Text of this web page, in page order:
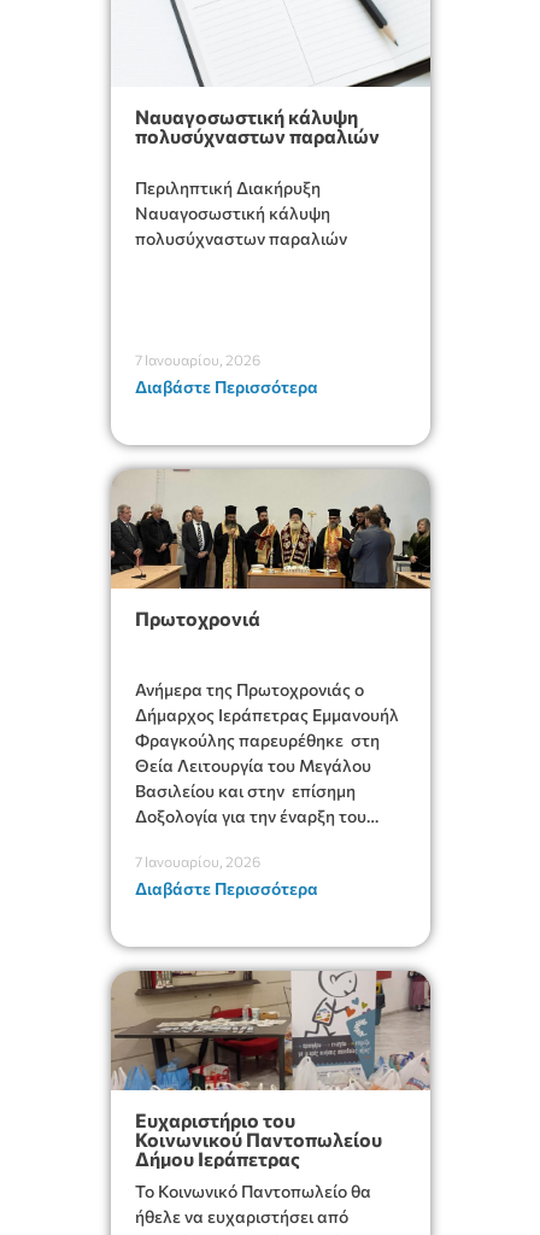
Ναυαγοσωστική κάλυψη
πολυσύχναστων παραλιών
Περιληπτική Διακήρυξη
Ναυαγοσωστική κάλυψη
πολυσύχναστων παραλιών
7 Ιανουαρίου, 2026
Διαβάστε Περισσότερα
Πρωτοχρονιά
Ανήμερα της Πρωτοχρονιάς ο
Δήμαρχος Ιεράπετρας Εμμανουήλ
Φραγκούλης παρευρέθηκε στη
Θεία Λειτουργία του Μεγάλου
Βασιλείου και στην επίσημη
Δοξολογία για την έναρξη του
Ιερό Μητροπολιτικό Ναό Αγίου
Γεωργίου, ιερουργούντος του
Ιεραπύτνης και Σητείας κ.
Κυρίλλου.
7 Ιανουαρίου, 2026
Διαβάστε Περισσότερα
Ευχαριστήριο του
Κοινωνικού Παντοπωλείου
Δήμου Ιεράπετρας
Το Κοινωνικό Παντοπωλείο θα
ήθελε να ευχαριστήσει από